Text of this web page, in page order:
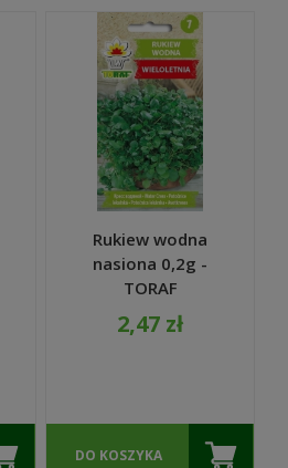
Rukiew wodna
nasiona 0,2g -
TORAF
2,47 zł
DO KOSZYKA